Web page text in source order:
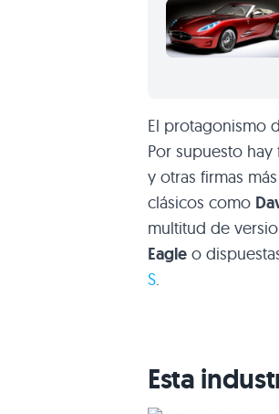
El protagonismo
Por supuesto
y otras firmas
clásicos como
multitud de
Eagle o
S.
Esta